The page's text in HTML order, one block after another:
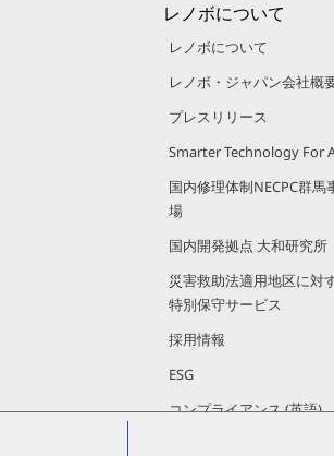
レノボについて
レノボについて
レノボ・ジャパン会社概
プレスリリース
Smarter Technology For
国内修理体制NECPC群馬
場
国内開発拠点 大和研究所
災害救助法適用地区に対
特別保守サービス
採用情報
ESG
コンプライアンス (英語)